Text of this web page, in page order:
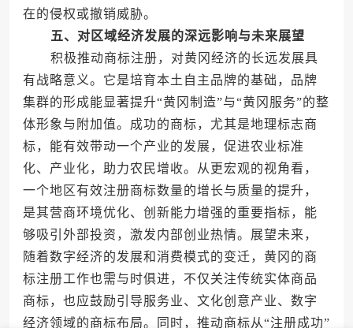
在的侵权或撤销威胁。
五、对区域经济发展的深远影响与未来展望
积极推动商标注册，对黄冈经济的长远发展具
有战略意义。它是培育本土自主品牌的基础，品牌
集群的形成能显著提升“黄冈制造”与“黄冈服务”的整
体形象与附加值。成功的商标，尤其是地理标志商
标，能有效带动一个产业的发展，促进农业标准
化、产业化，助力农民增收。从更宏观的视角看，
一个地区有效注册商标数量的增长与质量的提升，
是其营商环境优化、创新能力增强的重要指标，能
够吸引外部投资，激发内部创业热情。展望未来，
随着数字经济的发展和消费模式的变迁，黄冈的商
标注册工作也需与时俱进，不仅关注传统实体商品
商标，也应鼓励引导服务业、文化创意产业、数字
经济领域的商标布局。同时，推动商标从“注册成功”